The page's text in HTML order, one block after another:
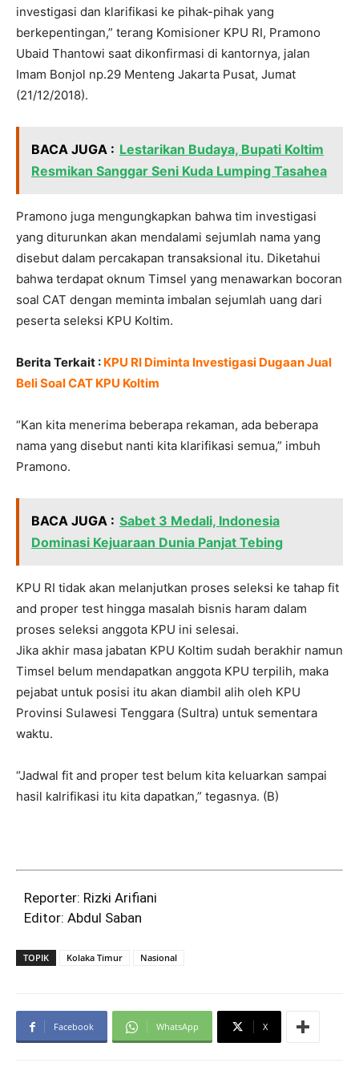
investigasi dan klarifikasi ke pihak-pihak yang
berkepentingan,” terang Komisioner KPU RI, Pramono
Ubaid Thantowi saat dikonfirmasi di kantornya, jalan
Imam Bonjol np.29 Menteng Jakarta Pusat, Jumat
(21/12/2018).
BACA JUGA : Lestarikan Budaya, Bupati Koltim
Resmikan Sanggar Seni Kuda Lumping Tasahea
Pramono juga mengungkapkan bahwa tim investigasi
yang diturunkan akan mendalami sejumlah nama yang
disebut dalam percakapan transaksional itu. Diketahui
bahwa terdapat oknum Timsel yang menawarkan bocoran
soal CAT dengan meminta imbalan sejumlah uang dari
peserta seleksi KPU Koltim.
Berita Terkait : KPU RI Diminta Investigasi Dugaan Jual
Beli Soal CAT KPU Koltim
“Kan kita menerima beberapa rekaman, ada beberapa
nama yang disebut nanti kita klarifikasi semua,” imbuh
Pramono.
BACA JUGA : Sabet 3 Medali, Indonesia
Dominasi Kejuaraan Dunia Panjat Tebing
KPU RI tidak akan melanjutkan proses seleksi ke tahap fit
and proper test hingga masalah bisnis haram dalam
proses seleksi anggota KPU ini selesai.
Jika akhir masa jabatan KPU Koltim sudah berakhir namun
Timsel belum mendapatkan anggota KPU terpilih, maka
pejabat untuk posisi itu akan diambil alih oleh KPU
Provinsi Sulawesi Tenggara (Sultra) untuk sementara
waktu.
“Jadwal fit and proper test belum kita keluarkan sampai
hasil kalrifikasi itu kita dapatkan,” tegasnya. (B)
Reporter: Rizki Arifiani
Editor: Abdul Saban
TOPIK Kolaka Timur Nasional
Facebook WhatsApp X